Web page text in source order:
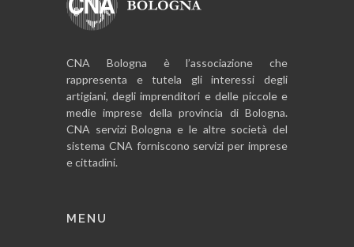
CNA Bologna è l’associazione che
rappresenta e tutela gli interessi degli
artigiani, degli imprenditori e delle piccole e
medie imprese della provincia di Bologna.
CNA servizi Bologna e le altre società del
sistema CNA forniscono servizi per imprese
e cittadini.
MENU